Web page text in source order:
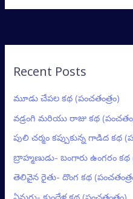
Recent Posts
మూడు చేపల కథ (పంచతంత్రం)
వడ్రంగి మరియు రాజు కథ
పులి చర్మం కప్పుకున్న గాడిద కథ
బ్రాహ్మణుడు- బంగారు ఉంగరం కథ
తెలివైన రైతు- దొంగ కథ